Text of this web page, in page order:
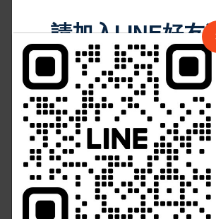
💱 外幣兌換 (USD)
🇺🇸 USD
🇪🇺 EUR
🇬🇧 GBP
🇹🇼 TWD
🇯🇵 JPY
請加入LINE好友
中 華 超 傳 媒
Https://reurl.cc/